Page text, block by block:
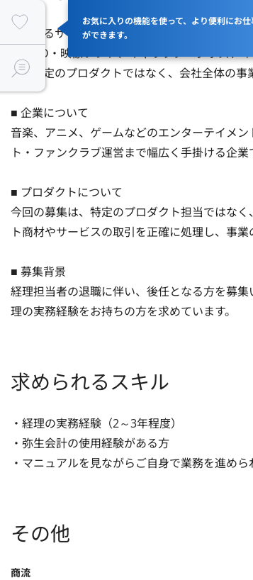
お気に入りの機能を使って、より便利にお仕
ができます。
■ 関わるサービス・プロダクト
音楽CD・映像ソフト、キャラクターグッズ
す。特定のプロダクトではなく、会社全体の事
■ 企業について
音楽、アニメ、ゲームなどのエンターテイメ
ト・ファンクラブ運営まで幅広く手掛ける企
■ プロダクトについて
今回の募集は、特定のプロダクト担当ではな
ト商材やサービスの取引を正確に処理し、事
■ 募集背景
経理担当者の退職に伴い、後任となる方を募
理の実務経験をお持ちの方を求めています。
求められるスキル
・経理の実務経験（2～3年程度）
・弥生会計の使用経験がある方
・マニュアルを見ながらご自身で業務を進めら
その他
商流